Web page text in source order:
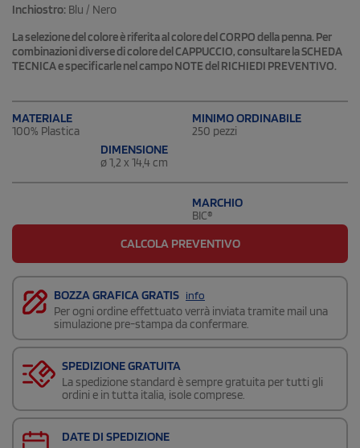
Inchiostro: Blu / Nero
La selezione del colore è riferita al colore del CORPO della penna. Per
combinazioni diverse di colore del CAPPUCCIO, consultare la SCHEDA
TECNICA e specificarle nel campo NOTE del RICHIEDI PREVENTIVO.
MATERIALE
100% Plastica
MINIMO ORDINABILE
250 pezzi
DIMENSIONE
ø 1,2 x 14,4 cm
MARCHIO
BIC®
CALCOLA PREVENTIVO
BOZZA GRAFICA GRATIS info
Per ogni ordine effettuato verrà inviata tramite mail una
simulazione pre-stampa da confermare.
SPEDIZIONE GRATUITA
La spedizione standard è sempre gratuita per tutti gli
ordini e in tutta italia, isole comprese.
DATE DI SPEDIZIONE